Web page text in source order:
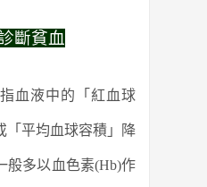
斷貧血
血液中的「紅血球
「平均血球容積」降
般多以血色素(Hb)作